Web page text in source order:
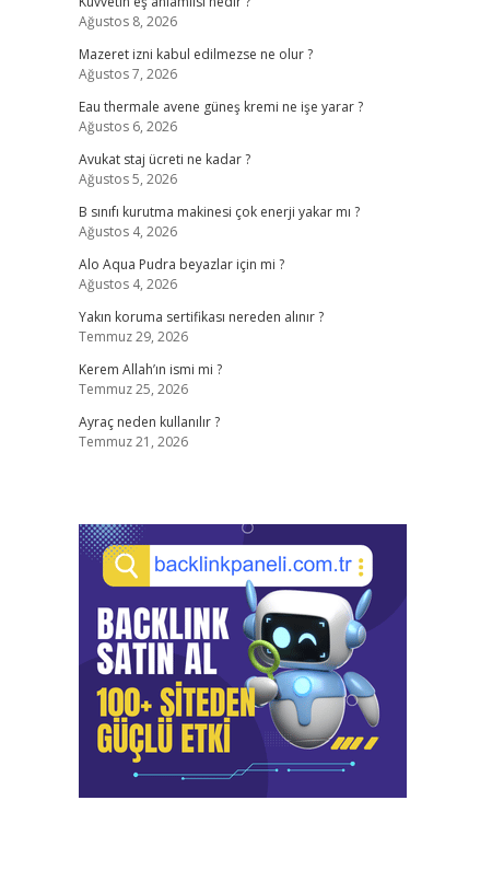
Ağustos 8, 2026
Mazeret izni kabul edilmezse ne olur ?
Ağustos 7, 2026
Eau thermale avene güneş kremi ne işe yarar ?
Ağustos 6, 2026
Avukat staj ücreti ne kadar ?
Ağustos 5, 2026
B sınıfı kurutma makinesi çok enerji yakar mı ?
Ağustos 4, 2026
Alo Aqua Pudra beyazlar için mi ?
Ağustos 4, 2026
Yakın koruma sertifikası nereden alınır ?
Temmuz 29, 2026
Kerem Allah’ın ismi mi ?
Temmuz 25, 2026
Ayraç neden kullanılır ?
Temmuz 21, 2026